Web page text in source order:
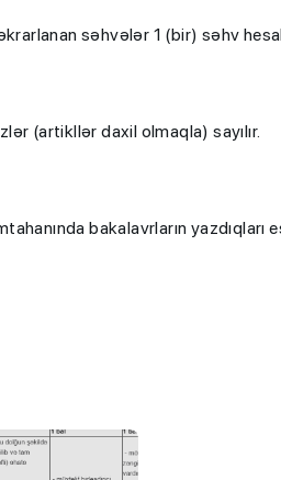
səhvələr 1 (bir) səhv
(artikllər daxil olmaqla) sayılır.
bakalavrların yazdıqları